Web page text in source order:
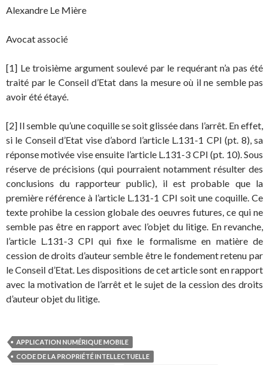
Alexandre Le Mière
Avocat associé
[1] Le troisième argument soulevé par le requérant n’a pas été
traité par le Conseil d’Etat dans la mesure où il ne semble pas
avoir été étayé.
[2] Il semble qu’une coquille se soit glissée dans l’arrêt. En effet,
si le Conseil d’Etat vise d’abord l’article L.131-1 CPI (pt. 8), sa
réponse motivée vise ensuite l’article L.131-3 CPI (pt. 10). Sous
réserve de précisions (qui pourraient notamment résulter des
conclusions du rapporteur public), il est probable que la
première référence à l’article L.131-1 CPI soit une coquille. Ce
texte prohibe la cession globale des oeuvres futures, ce qui ne
semble pas être en rapport avec l’objet du litige. En revanche,
l’article L.131-3 CPI qui fixe le formalisme en matière de
cession de droits d’auteur semble être le fondement retenu par
le Conseil d’Etat. Les dispositions de cet article sont en rapport
avec la motivation de l’arrêt et le sujet de la cession des droits
d’auteur objet du litige.
APPLICATION NUMÉRIQUE MOBILE
CODE DE LA PROPRIÉTÉ INTELLECTUELLE